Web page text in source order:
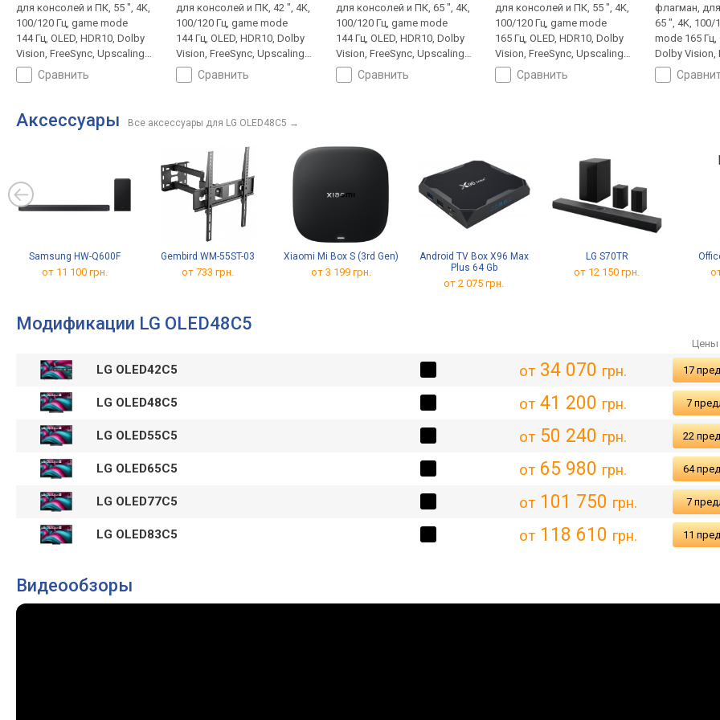
для консолей и ПК, 55 ", 4K,
100/120 Гц, game mode
144 Гц, OLED, HDR10, Dolby
Vision, FreeSync, Upscaling
до 4K, Smart TV, Wi-Fi, Matter,
AirPlay 2, Google Cast, LAN,
управление, ассистент, T2-
тюнер
сравнить
для консолей и ПК, 42 ", 4K,
100/120 Гц, game mode
144 Гц, OLED, HDR10, Dolby
Vision, FreeSync, Upscaling
до 4K, Smart TV, Wi-Fi, Matter,
AirPlay 2, Google Cast, LAN,
сравнить
для консолей и ПК, 65 ", 4K,
100/120 Гц, game mode
144 Гц, OLED, HDR10, Dolby
Vision, FreeSync, Upscaling
до 4K, Smart TV, Wi-Fi, Matter,
AirPlay 2, Google Cast, LAN,
сравнить
для консолей и ПК, 55 ", 4K,
100/120 Гц, game mode
165 Гц, OLED, HDR10, Dolby
Vision, FreeSync, Upscaling
до 4K, Smart TV, Wi-Fi, Matter,
AirPlay 2, Google Cast, LAN,
сравнить
флагман,
65 ", 4K, 100/
mode 165 Гц,
Dolby Vision,
Upscaling до
Fi, Matter,
Аксессуары Все аксессуары для LG OLED48C5 →
Samsung HW-Q600F
от 11 100 грн.
Gembird WM-55ST-03
от 733 грн.
Xiaomi Mi Box S (3rd Gen)
от 3 199 грн.
Android TV Box X96 Max
Plus 64 Gb
от 2 075 грн.
LG S70TR
от 12 150 грн.
Модификации LG OLED48C5
Цены
LG OLED42C5 от34 070 грн. 17
LG OLED48C5 от41 200 грн. 7
LG OLED55C5 от50 240 грн. 22
LG OLED65C5 от65 980 грн. 64
LG OLED77C5 от101 750 грн. 7
LG OLED83C5 от118 610 грн. 11
Видеообзоры